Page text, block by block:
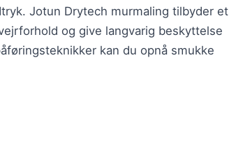
Jotun Drytech murmaling tilbyder et
og give langvarig beskyttelse
kan du opnå smukke